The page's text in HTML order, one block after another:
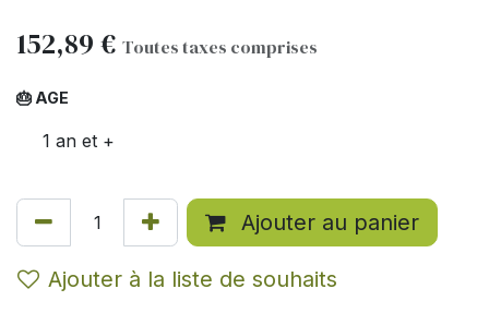
152,89 € Toutes taxes comprises
🎂 AGE
1 an et +
Ajouter au panier
Ajouter à la liste de souhaits